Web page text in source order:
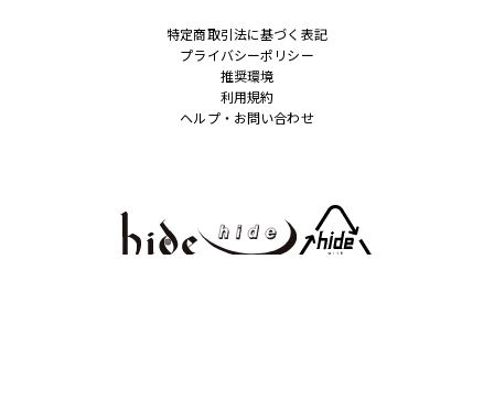
特定商取引法に基づく表記
プライバシーポリシー
推奨環境
利用規約
ヘルプ・お問い合わせ